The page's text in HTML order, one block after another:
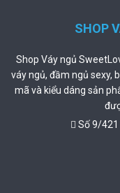
SHOP
Shop Váy ngủ
váy ngủ, đầm ngủ sexy,
mã và kiểu dáng sản
Số 9/421